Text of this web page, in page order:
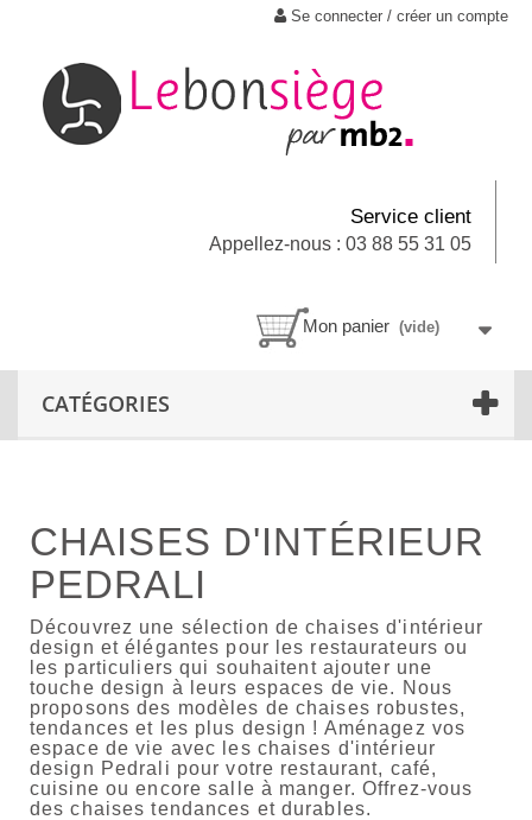
Se connecter / créer un compte
Service client
Appellez-nous : 03 88 55 31 05
Mon panier (vide)
CATÉGORIES
CHAISES D'INTÉRIEUR
PEDRALI
Découvrez une sélection de chaises d'intérieur
design et élégantes pour les restaurateurs ou
les particuliers qui souhaitent ajouter une
touche design à leurs espaces de vie. Nous
proposons des modèles de chaises robustes,
tendances et les plus design ! Aménagez vos
espace de vie avec les chaises d'intérieur
design Pedrali pour votre restaurant, café,
cuisine ou encore salle à manger. Offrez-vous
des chaises tendances et durables.